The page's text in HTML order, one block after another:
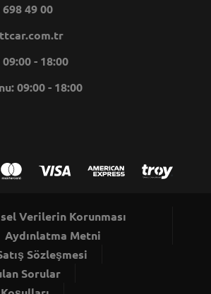
49 00
- 18:00
09:00 - 18:00
Verilerin Korunması
Aydınlatma Metni
Sözleşmesi
Sorular